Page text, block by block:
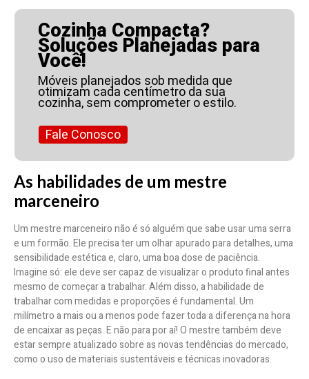
Cozinha Compacta?
Soluções Planejadas para
Você!
Móveis planejados sob medida que
otimizam cada centímetro da sua
cozinha, sem comprometer o estilo.
Fale Conosco
As habilidades de um mestre
marceneiro
Um mestre marceneiro não é só alguém que sabe usar uma serra
e um formão. Ele precisa ter um olhar apurado para detalhes, uma
sensibilidade estética e, claro, uma boa dose de paciência.
Imagine só: ele deve ser capaz de visualizar o produto final antes
mesmo de começar a trabalhar. Além disso, a habilidade de
trabalhar com medidas e proporções é fundamental. Um
milímetro a mais ou a menos pode fazer toda a diferença na hora
de encaixar as peças. E não para por aí! O mestre também deve
estar sempre atualizado sobre as novas tendências do mercado,
como o uso de materiais sustentáveis e técnicas inovadoras.